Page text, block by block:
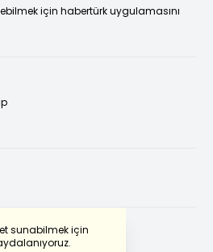
sunabilmek için
için habertürk uygulamasını